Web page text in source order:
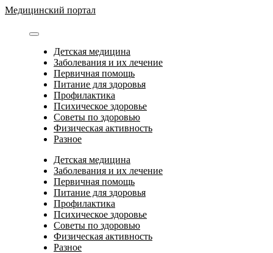
Перейти
содержимому
Медицинский портал
Детская медицина
Заболевания и их лечение
Первичная помощь
Питание для здоровья
Профилактика
Психическое здоровье
Советы по здоровью
Физическая активность
Разное
Детская медицина
Заболевания и их лечение
Первичная помощь
Питание для здоровья
Профилактика
Психическое здоровье
Советы по здоровью
Физическая активность
Разное